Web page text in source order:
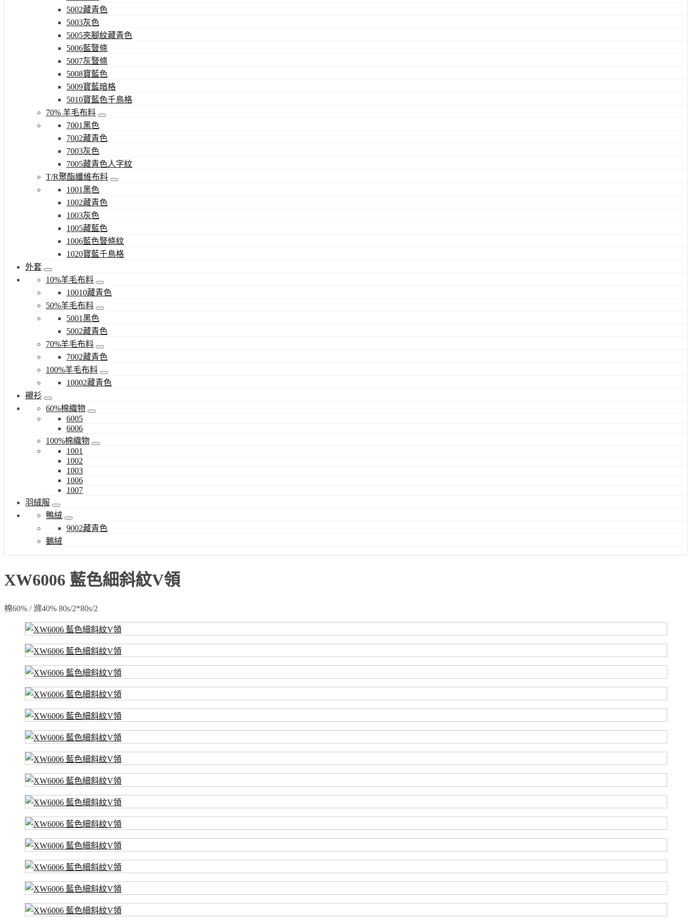
5002藏青色
5003灰色
5005夾腳紋藏青色
5006藍豎條
5007灰豎條
5008寶藍色
5009寶藍暗格
5010寶藍色千鳥格
70% 羊毛布料
7001黑色
7002藏青色
7003灰色
7005藏青色人字紋
T/R聚酯纖維布料
1001黑色
1002藏青色
1003灰色
1005藏藍色
1006藍色豎條紋
1020寶藍千鳥格
外套
10%羊毛布料
10010藏青色
50%羊毛布料
5001黑色
5002藏青色
70%羊毛布料
7002藏青色
100%羊毛布料
10002藏青色
襯衫
60%棉織物
6005
6006
100%棉織物
1001
1002
1003
1006
1007
羽絨服
鴨絨
9002藏青色
鵝絨
XW6006 藍色細斜紋V領
棉60% / 滌40% 80s/2*80s/2